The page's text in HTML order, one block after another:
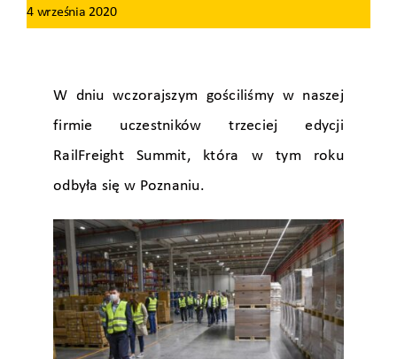
4 września 2020
W dniu wczorajszym gościliśmy w naszej
firmie uczestników trzeciej edycji
RailFreight Summit, która w tym roku
odbyła się w Poznaniu.